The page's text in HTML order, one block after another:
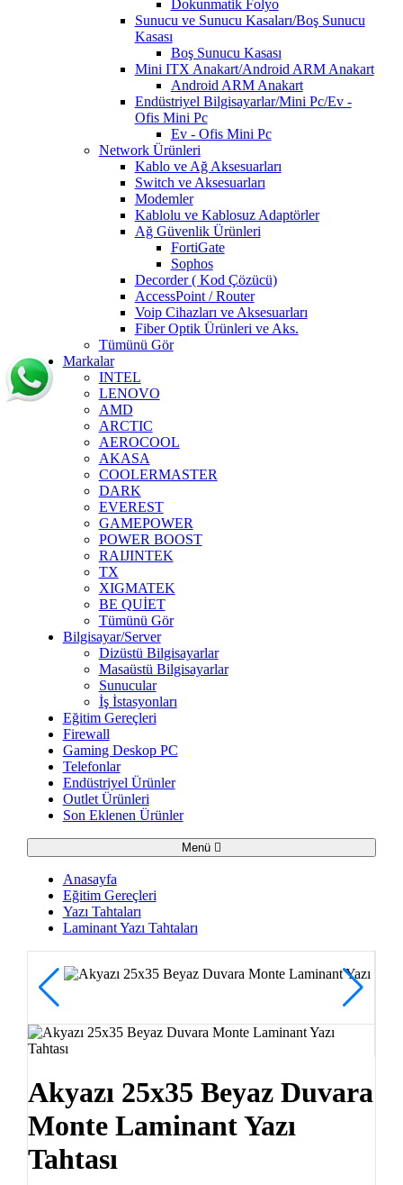
Dokunmatik Folyo
Sunucu ve Sunucu Kasaları/Boş Sunucu
Kasası
Boş Sunucu Kasası
Mini ITX Anakart/Android ARM Anakart
Android ARM Anakart
Endüstriyel Bilgisayarlar/Mini Pc/Ev -
Ofis Mini Pc
Ev - Ofis Mini Pc
Network Ürünleri
Kablo ve Ağ Aksesuarları
Switch ve Aksesuarları
Modemler
Kablolu ve Kablosuz Adaptörler
Ağ Güvenlik Ürünleri
FortiGate
Sophos
Decorder ( Kod Çözücü)
AccessPoint / Router
Voip Cihazları ve Aksesuarları
Fiber Optik Ürünleri ve Aks.
Tümünü Gör
Markalar
INTEL
LENOVO
AMD
ARCTIC
AEROCOOL
AKASA
COOLERMASTER
DARK
EVEREST
GAMEPOWER
POWER BOOST
RAIJINTEK
TX
XIGMATEK
BE QUİET
Tümünü Gör
Bilgisayar/Server
Dizüstü Bilgisayarlar
Masaüstü Bilgisayarlar
Sunucular
İş İstasyonları
Eğitim Gereçleri
Firewall
Gaming Deskop PC
Telefonlar
Endüstriyel Ürünler
Outlet Ürünleri
Son Eklenen Ürünler
Menü
Anasayfa
Eğitim Gereçleri
Yazı Tahtaları
Laminant Yazı Tahtaları
Akyazı 25x35 Beyaz Duvara
Monte Laminant Yazı
Tahtası